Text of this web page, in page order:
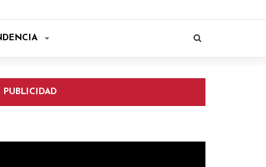
PUBLICIDAD